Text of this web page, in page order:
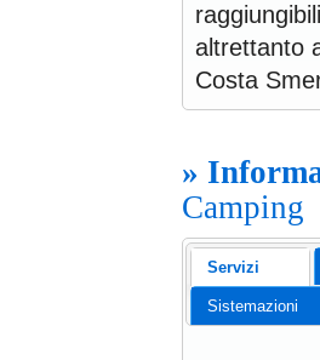
altrettanto
Costa
»
Camping
Servizi
Sistemazioni